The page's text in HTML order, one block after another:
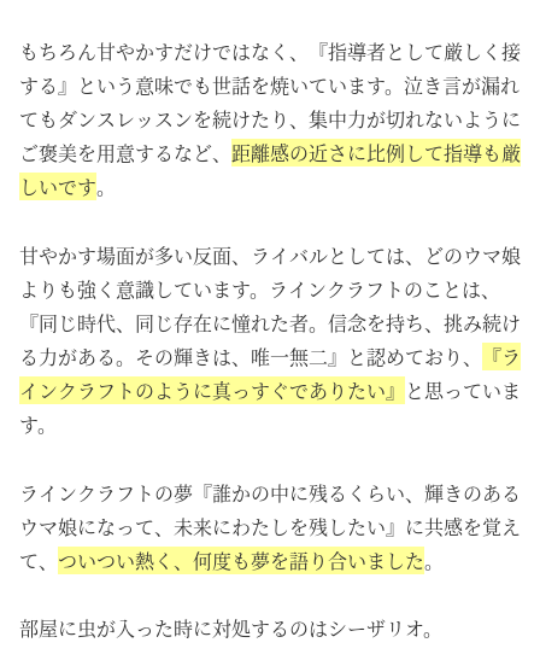
もちろん甘やかすだけではなく、『指導者として厳しく接
する』という意味でも世話を焼いています。泣き言が漏れ
てもダンスレッスンを続けたり、集中力が切れないように
ご褒美を用意するなど、 距離感の近さに比例して指導も厳
しいです。
甘やかす場面が多い反面、ライバルとしては、どのウマ娘
よりも強く意識しています。ラインクラフトのことは、
『同じ時代、同じ存在に憧れた者。 信念を持ち、挑み続け
る力がある。その輝きは、唯一無二』と認めており、 『ラ
インクラフトのように真っすぐでありたい』 と思っていま
す。
ラインクラフトの夢『誰かの中に残るくらい、輝きのある
ウマ娘になって、未来にわたしを残したい』に共感を覚え
て、 ついつい熱く、何度も夢を語り合いました。
部屋に虫が入った時に対処するのはシーザリオ。